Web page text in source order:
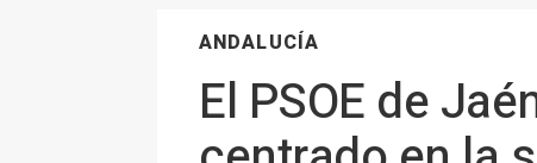
ANDALUCÍA
El PSOE de